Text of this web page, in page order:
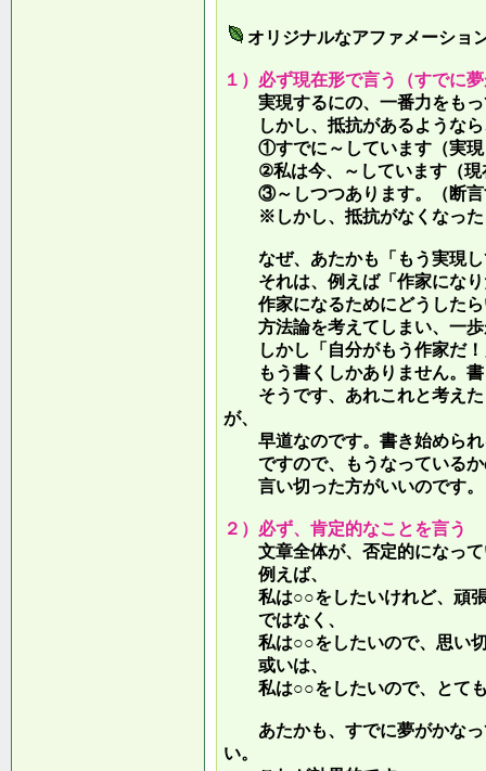
オリジナルなアファメーショ
１）必ず現在形で言う（すでに
実現するにの、一番力をもっ
しかし、抵抗があるような
①すでに～しています（実現
②私は今、～しています（現
③～しつつあります。（断言
※しかし、抵抗がなくなった
なぜ、あたかも「もう実現し
それは、例えば「作家になり
作家になるためにどうしたら
方法論を考えてしまい、一歩
しかし「自分がもう作家だ！
もう書くしかありません。書
そうです、あれこれと考えた
が、
早道なのです。書き始められ
ですので、もうなっているか
言い切った方がいいのです。
２）必ず、肯定的なことを言う
文章全体が、否定的になっ
例えば、
私は○○をしたいけれど、頑張
ではなく、
私は○○をしたいので、思い切
或いは、
私は○○をしたいので、とても
あたかも、すでに夢がかなっ
い。